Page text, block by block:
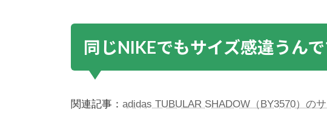
同じNIKEでもサイズ感違うん
関連記事： adidas TUBULAR SHADOW（BY3570）の